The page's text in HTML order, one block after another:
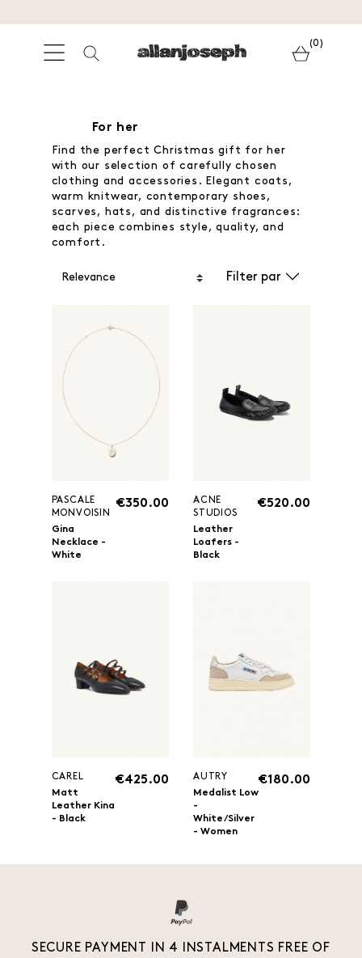
(0)
For her
Find the perfect Christmas gift for her
with our selection of carefully chosen
clothing and accessories. Elegant coats,
warm knitwear, contemporary shoes,
scarves, hats, and distinctive fragrances:
each piece combines style, quality, and
comfort.
Filter par
PASCALE
MONVOISIN
Gina
Necklace -
White
€350.00
ACNE
STUDIOS
Leather
Loafers -
Black
€520.00
CAREL
Matt
Leather Kina
- Black
€425.00
AUTRY
Medalist Low
-
White/Silver
- Women
€180.00
SECURE PAYMENT IN 4 INSTALMENTS FREE OF